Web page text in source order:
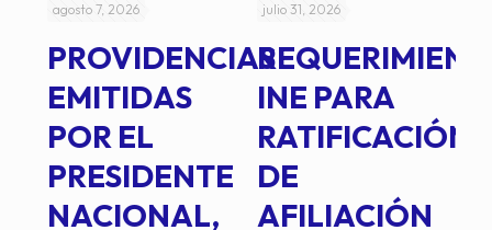
agosto 7, 2026
PROVIDENCIAS
EMITIDAS
POR EL
PRESIDENTE
NACIONAL,
julio 31, 2026
INE PARA
RATIFICACIÓN
DE
AFILIACIÓN